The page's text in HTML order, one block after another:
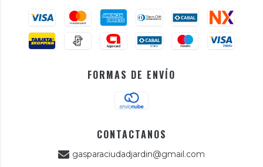
FORMAS DE ENVÍO
CONTACTANOS
gasparaciudadjardin@gmail.com